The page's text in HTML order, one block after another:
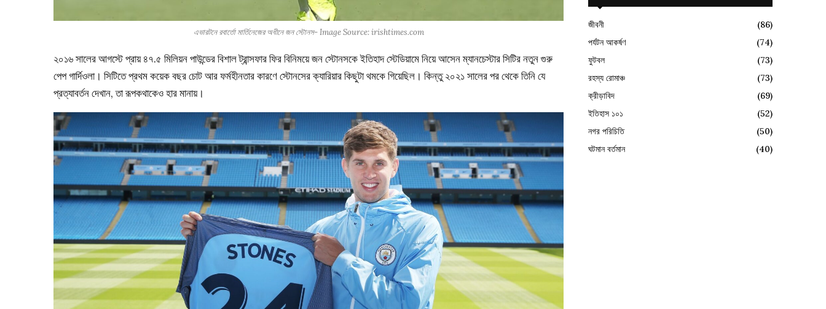
এভারটনে রবার্তো মার্তিনেজের অধীনে জন স্টোনস- Image Source: irishtimes.com
২০১৬ সালের আগস্টে প্রায় ৪৭.৫ মিলিয়ন পাউন্ডের বিশাল ট্রান্সফার ফির বিনিময়ে জন স্টোনসকে ইতিহাদ স্টেডিয়ামে নিয়ে আসেন ম্যানচেস্টার সিটির নতুন গুরু
পেপ গার্দিওলা। সিটিতে প্রথম কয়েক বছর চোট আর ফর্মহীনতার কারণে স্টোনসের ক্যারিয়ার কিছুটা থমকে গিয়েছিল। কিন্তু ২০২১ সালের পর থেকে তিনি যে
প্রত্যাবর্তন দেখান, তা রূপকথাকেও হার মানায়।
জীবনী
(86)
পর্যটন আকর্ষণ
(74)
ফুটবল
(73)
রহস্য রোমাঞ্চ
(73)
ক্রীড়াবিদ
(69)
ইতিহাস ১০১
(52)
নগর পরিচিতি
(50)
ঘটমান বর্তমান
(40)